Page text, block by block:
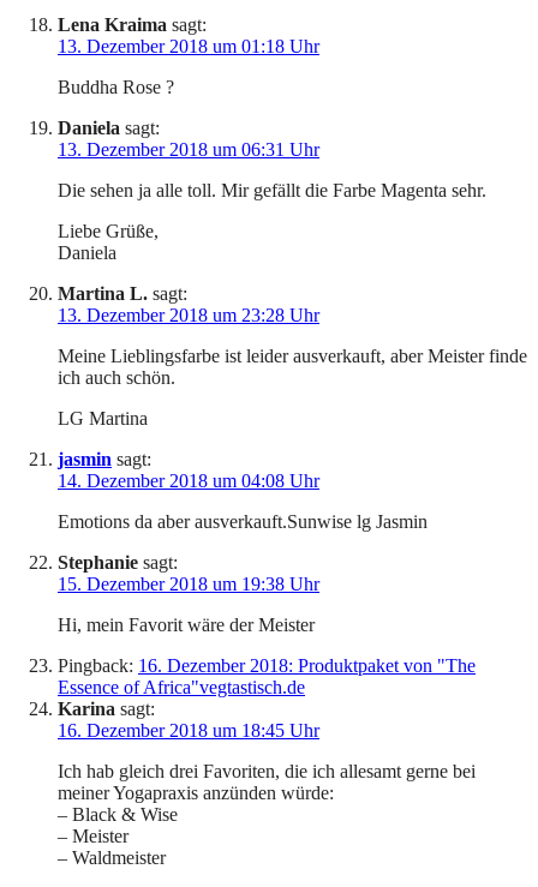
Lena Kraima sagt:
13. Dezember 2018 um 01:18 Uhr
Buddha Rose ?
Daniela sagt:
13. Dezember 2018 um 06:31 Uhr
Die sehen ja alle toll. Mir gefällt die Farbe Magenta sehr.
Liebe Grüße,
Daniela
Martina L. sagt:
13. Dezember 2018 um 23:28 Uhr
Meine Lieblingsfarbe ist leider ausverkauft, aber Meister finde
ich auch schön.
LG Martina
jasmin sagt:
14. Dezember 2018 um 04:08 Uhr
Emotions da aber ausverkauft.Sunwise lg Jasmin
Stephanie sagt:
15. Dezember 2018 um 19:38 Uhr
Hi, mein Favorit wäre der Meister
Pingback: 16. Dezember 2018: Produktpaket von "The
Essence of Africa"vegtastisch.de
Karina sagt:
16. Dezember 2018 um 18:45 Uhr
Ich hab gleich drei Favoriten, die ich allesamt gerne bei
meiner Yogapraxis anzünden würde:
– Black & Wise
– Meister
– Waldmeister